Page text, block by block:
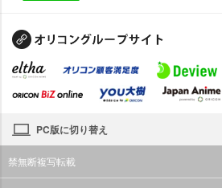
PC版に切り替え
禁無断複写転載